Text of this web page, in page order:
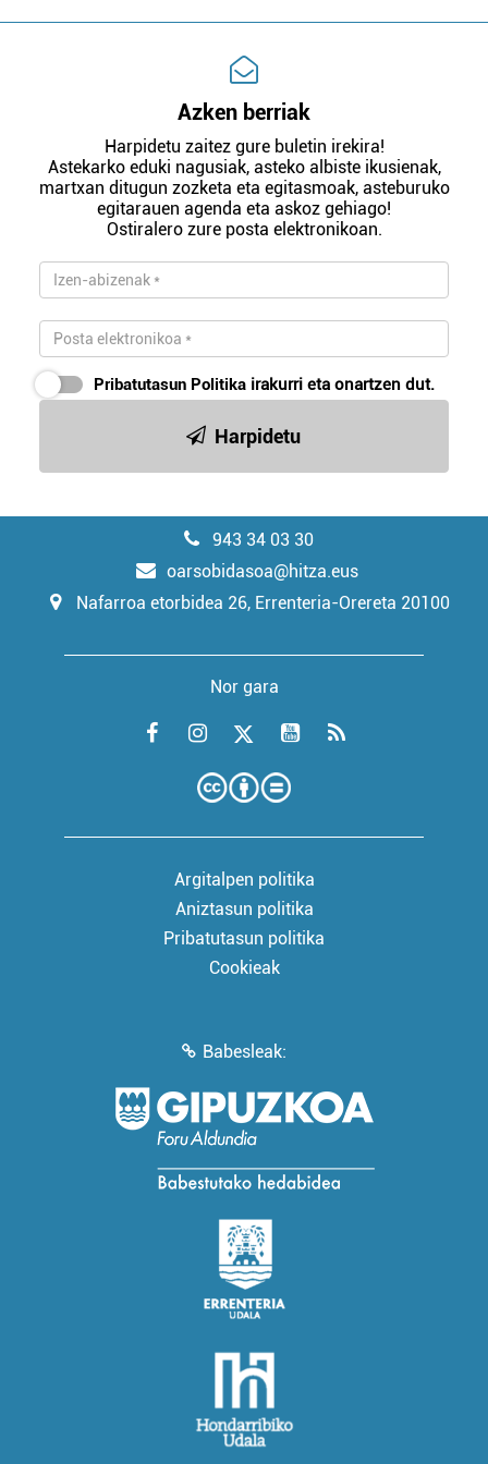
Azken berriak
Harpidetu zaitez gure buletin irekira!
Astekarko eduki nagusiak, asteko albiste ikusienak,
martxan ditugun zozketa eta egitasmoak, asteburuko
egitarauen agenda eta askoz gehiago!
Ostiralero zure posta elektronikoan.
Pribatutasun Politika irakurri eta onartzen dut.
Harpidetu
943 34 03 30
oarsobidasoa@hitza.eus
Nafarroa etorbidea 26, Errenteria-Orereta 20100
Nor gara
Argitalpen politika
Aniztasun politika
Pribatutasun politika
Cookieak
Babesleak: